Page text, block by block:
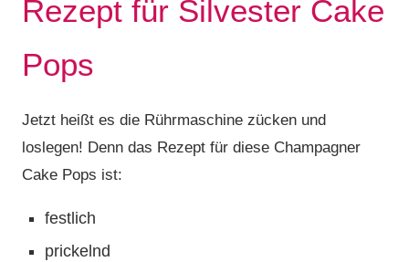
Rezept für Silvester Cake
Pops
Jetzt heißt es die Rührmaschine zücken und
loslegen! Denn das Rezept für diese Champagner
Cake Pops ist:
festlich
prickelnd